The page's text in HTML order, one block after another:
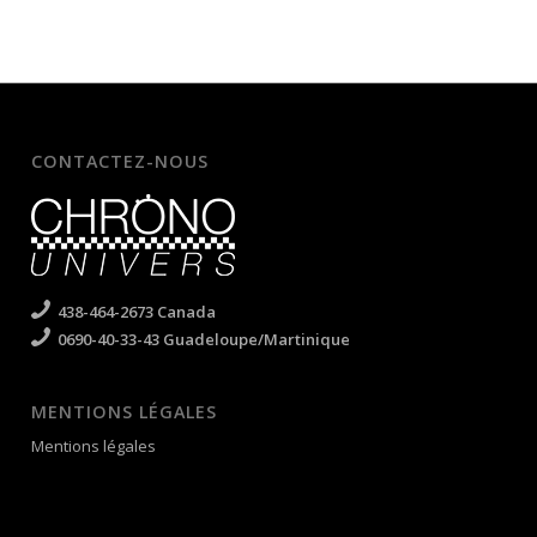
CONTACTEZ-NOUS
438-464-2673 Canada
0690-40-33-43 Guadeloupe/Martinique
MENTIONS LÉGALES
Mentions légales